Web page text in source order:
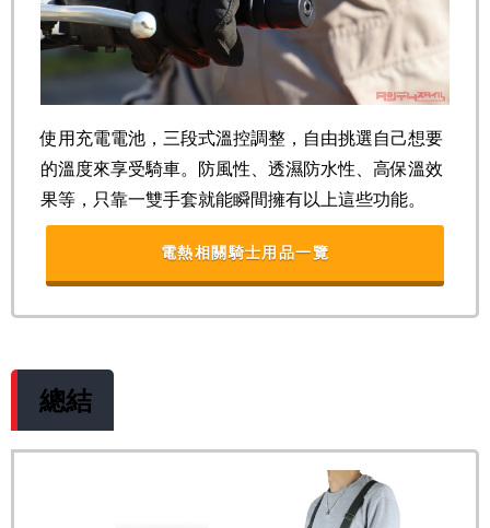
使用充電電池，三段式溫控調整，自由挑選自己想要
的溫度來享受騎車。防風性、透濕防水性、高保溫效
果等，只靠一雙手套就能瞬間擁有以上這些功能。
電熱相關騎士用品一覽
總結